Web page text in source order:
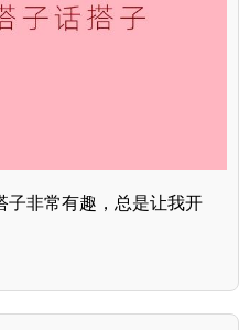
子非常有趣，总是让我开